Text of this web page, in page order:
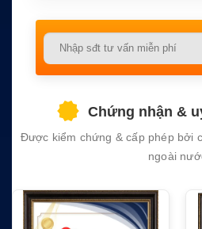
Chứng nhận &
Được kiểm chứng & cấp phép bởi
ngoài